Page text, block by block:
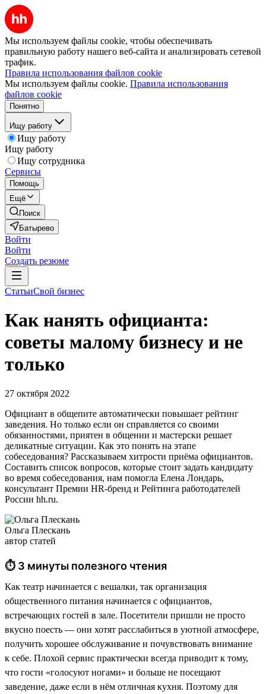
Мы используем файлы cookie, чтобы обеспечивать
правильную работу нашего веб-сайта и анализировать сетевой
трафик.
Правила использования файлов cookie
Мы используем файлы cookie. Правила использования
файлов cookie
Понятно
Ищу работу
Ищу работу
Ищу работу
Ищу сотрудника
Сервисы
Помощь
Ещё
Поиск
Батырево
Войти
Войти
Создать резюме
СтатьиСвой бизнес
Как нанять официанта:
советы малому бизнесу и не
только
27 октября 2022
Официант в общепите автоматически повышает рейтинг
заведения. Но только если он справляется со своими
обязанностями, приятен в общении и мастерски решает
деликатные ситуации. Как это понять на этапе
собеседования? Рассказываем хитрости приёма официантов.
Составить список вопросов, которые стоит задать кандидату
во время собеседования, нам помогла Елена Лондарь,
консультант Премии HR-бренд и Рейтинга работодателей
России hh.ru.
Ольга Плескань
автор статей
⏱ 3 минуты полезного чтения
Как театр начинается с вешалки, так организация
общественного питания начинается с официантов,
встречающих гостей в зале. Посетители пришли не просто
вкусно поесть — они хотят расслабиться в уютной атмосфере,
получить хорошее обслуживание и почувствовать внимание
к себе. Плохой сервис практически всегда приводит к тому,
что гости «голосуют ногами» и больше не посещают
заведение, даже если в нём отличная кухня. Поэтому для